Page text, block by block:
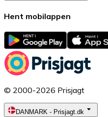
Hent mobilappen
© 2000-2026 Prisjagt
DANMARK - Prisjagt.dk